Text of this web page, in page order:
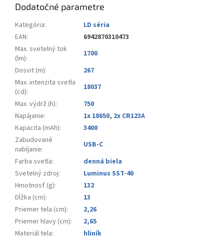
Dodatočné parametre
Kategória:
LD séria
EAN:
6942870310473
Max. svetelný tok
(lm):
1700
Dosvit (m):
267
Max. intenzita svetla
(cd):
18037
Max. výdrž (h):
750
Napájanie: 1x 18650, 2x CR123A
Kapacita (mAh):
3400
Zabudované
nabíjanie:
USB-C
Farba svetla:
denná biela
Svetelný zdroj:
Luminus SST-40
Hmotnosť (g):
132
Dĺžka (cm):
13
Priemer tela (cm):
2,26
Priemer hlavy (cm):
2,65
Materiál tela:
hliník